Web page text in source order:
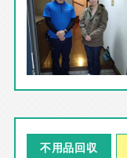
不用品回収